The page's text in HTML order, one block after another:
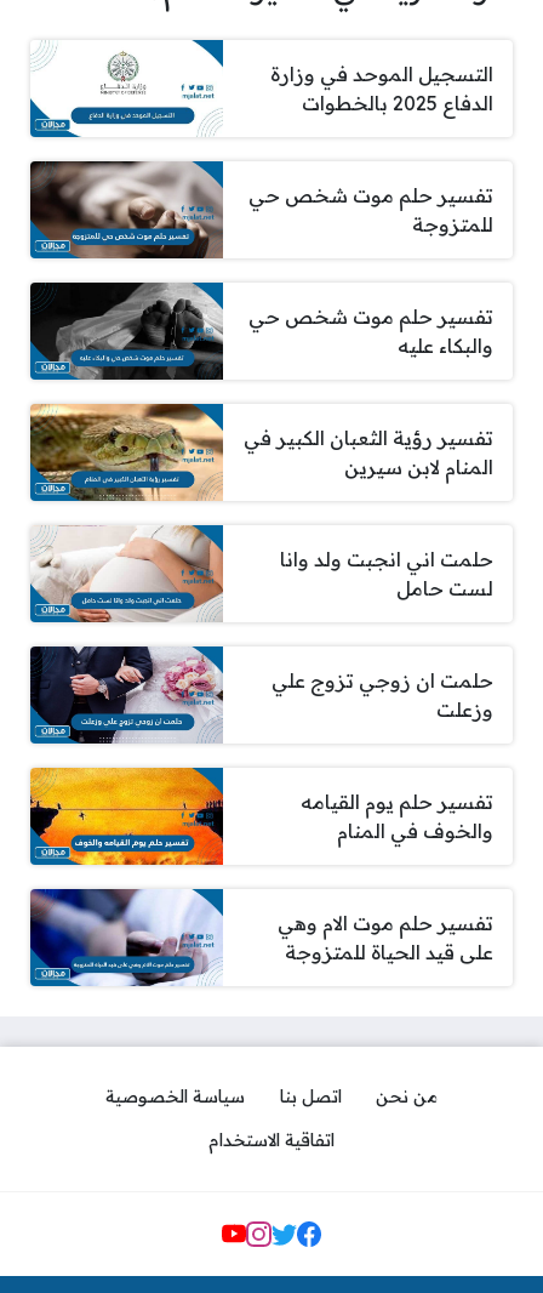
التسجيل الموحد في وزارة
الدفاع 2025 بالخطوات
تفسير حلم موت شخص حي
للمتزوجة
تفسير حلم موت شخص حي
والبكاء عليه
تفسير رؤية الثعبان الكبير في
المنام لابن سيرين
حلمت اني انجبت ولد وانا
لست حامل
حلمت ان زوجي تزوج علي
وزعلت
تفسير حلم يوم القيامه
والخوف في المنام
تفسير حلم موت الام وهي
على قيد الحياة للمتزوجة
من نحن اتصل بنا
سياسة الخصوصية
اتفاقية الاستخدام
مواقع التواصل